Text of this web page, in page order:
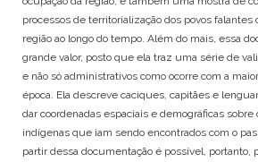
processos de territorialização dos povos
região ao longo do tempo. Além do mais, essa
grande valor, posto que ela traz uma série de
e não só administrativos como ocorre com a
época. Ela descreve caciques, capitães e
dar coordenadas espaciais e demográficas
indígenas que iam sendo encontrados com o
partir dessa documentação é possível, portanto,